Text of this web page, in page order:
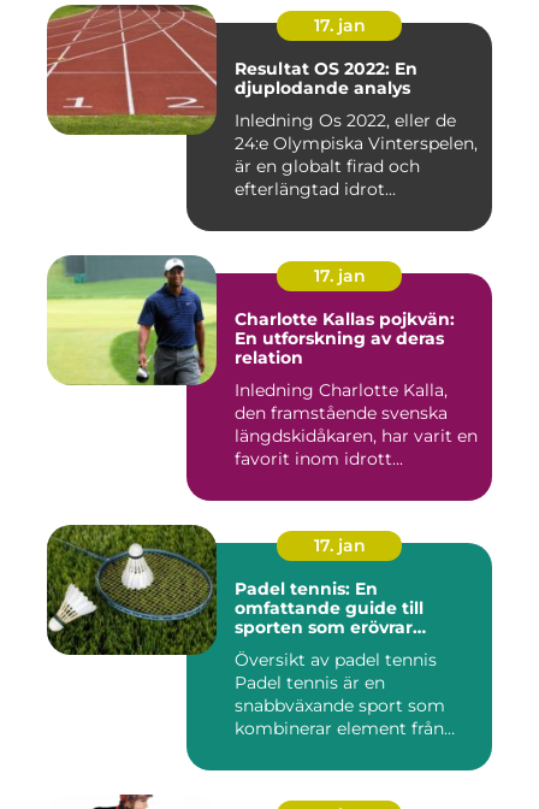
17. jan
Resultat OS 2022: En
djuplodande analys
Inledning Os 2022, eller de
24:e Olympiska Vinterspelen,
är en globalt firad och
efterlängtad idrot...
17. jan
Charlotte Kallas pojkvän:
En utforskning av deras
relation
Inledning Charlotte Kalla,
den framstående svenska
längdskidåkaren, har varit en
favorit inom idrott...
17. jan
Padel tennis: En
omfattande guide till
sporten som erövrar
världen
Översikt av padel tennis
Padel tennis är en
snabbväxande sport som
kombinerar element från